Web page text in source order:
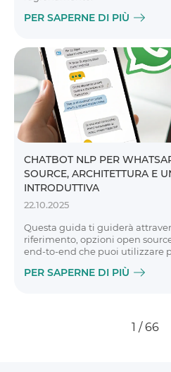
PER SAPERNE DI PIÙ
CHATBOT NLP PER
SOURCE, ARCHITETTURA E
INTRODUTTIVA
22.10.2025
Questa guida ti guiderà
riferimento, opzioni open
end-to-end che puoi utilizzare
PER SAPERNE DI PIÙ
1 / 66